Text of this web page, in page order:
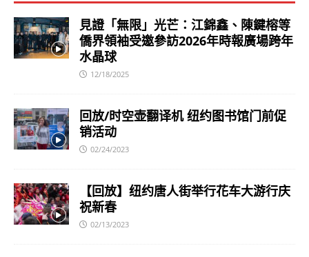
見證「無限」光芒：江錦鑫、陳鍵榕等
僑界領袖受邀參訪2026年時報廣場跨年
水晶球
12/18/2025
回放/时空壶翻译机 纽约图书馆门前促
销活动
02/24/2023
【回放】纽约唐人街举行花车大游行庆
祝新春
02/13/2023